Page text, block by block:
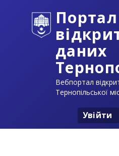
Портал
даних
Вебпортал
Тернопільської
Увійти